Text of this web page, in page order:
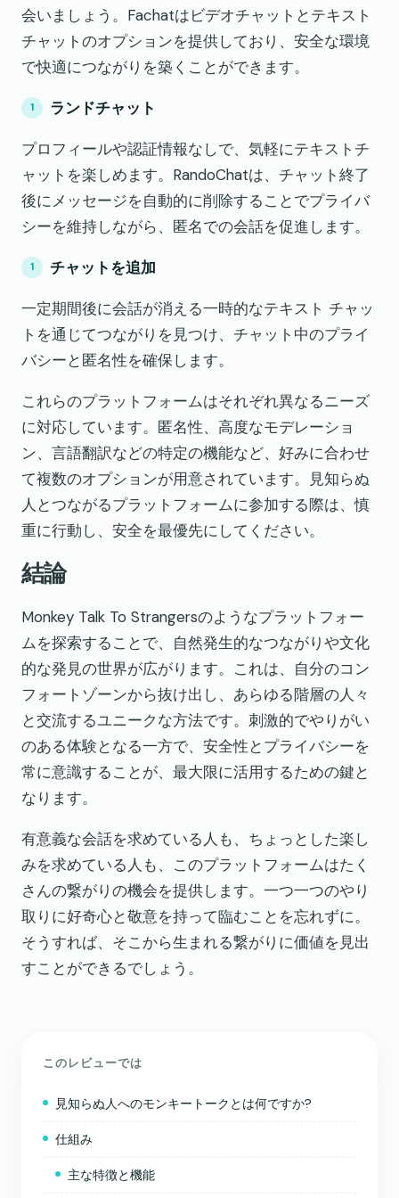
会いましょう。Fachatはビデオチャットとテキスト
チャットのオプションを提供しており、安全な環境
で快適につながりを築くことができます。
ランドチャット
プロフィールや認証情報なしで、気軽にテキストチ
ャットを楽しめます。RandoChatは、チャット終了
後にメッセージを自動的に削除することでプライバ
シーを維持しながら、匿名での会話を促進します。
チャットを追加
一定期間後に会話が消える一時的なテキスト チャッ
トを通じてつながりを見つけ、チャット中のプライ
バシーと匿名性を確保します。
これらのプラットフォームはそれぞれ異なるニーズ
に対応しています。匿名性、高度なモデレーショ
ン、言語翻訳などの特定の機能など、好みに合わせ
て複数のオプションが用意されています。見知らぬ
人とつながるプラットフォームに参加する際は、慎
重に行動し、安全を最優先にしてください。
結論
Monkey Talk To Strangersのようなプラットフォー
ムを探索することで、自然発生的なつながりや文化
的な発見の世界が広がります。これは、自分のコン
フォートゾーンから抜け出し、あらゆる階層の人々
と交流するユニークな方法です。刺激的でやりがい
のある体験となる一方で、安全性とプライバシーを
常に意識することが、最大限に活用するための鍵と
なります。
有意義な会話を求めている人も、ちょっとした楽し
みを求めている人も、このプラットフォームはたく
さんの繋がりの機会を提供します。一つ一つのやり
取りに好奇心と敬意を持って臨むことを忘れずに。
そうすれば、そこから生まれる繋がりに価値を見出
すことができるでしょう。
このレビューでは
見知らぬ人へのモンキートークとは何ですか?
仕組み
主な特徴と機能